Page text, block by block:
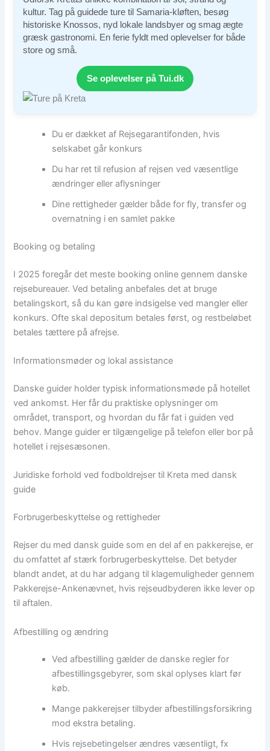
kultur. Tag på guidede ture til Samaria-kløften, besøg
historiske Knossos, nyd lokale landsbyer og smag ægte
græsk gastronomi. En ferie fyldt med oplevelser for både
store og små.
Se oplevelser på Tui.dk
Du er dækket af Rejsegarantifonden, hvis
selskabet går konkurs
Du har ret til refusion af rejsen ved væsentlige
ændringer eller aflysninger
Dine rettigheder gælder både for fly, transfer og
overnatning i en samlet pakke
Booking og betaling
I 2025 foregår det meste booking online gennem danske
rejsebureauer. Ved betaling anbefales det at bruge
betalingskort, så du kan gøre indsigelse ved mangler eller
konkurs. Ofte skal depositum betales først, og restbeløbet
betales tættere på afrejse.
Informationsmøder og lokal assistance
Danske guider holder typisk informationsmøde på hotellet
ved ankomst. Her får du praktiske oplysninger om
området, transport, og hvordan du får fat i guiden ved
behov. Mange guider er tilgængelige på telefon eller bor på
hotellet i rejsesæsonen.
Juridiske forhold ved fodboldrejser til Kreta med dansk
guide
Forbrugerbeskyttelse og rettigheder
Rejser du med dansk guide som en del af en pakkerejse, er
du omfattet af stærk forbrugerbeskyttelse. Det betyder
blandt andet, at du har adgang til klagemuligheder gennem
Pakkerejse-Ankenævnet, hvis rejseudbyderen ikke lever op
til aftalen.
Afbestilling og ændring
Ved afbestilling gælder de danske regler for
afbestillingsgebyrer, som skal oplyses klart før
køb.
Mange pakkerejser tilbyder afbestillingsforsikring
mod ekstra betaling.
Hvis rejsebetingelser ændres væsentligt, fx